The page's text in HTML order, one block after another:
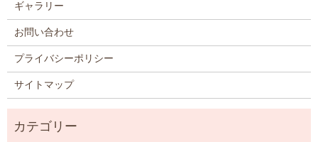
ギャラリー
お問い合わせ
プライバシーポリシー
サイトマップ